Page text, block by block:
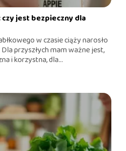
jest bezpieczny dla
w czasie ciąży narosło
przyszłych mam ważne jest,
i korzystna, dla...